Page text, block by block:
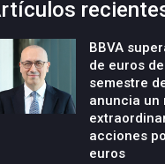
BBVA
de euros
semestre
anuncia un
acciones
euros